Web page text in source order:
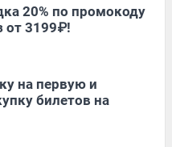
20% по промокоду
от 3199₽!
на первую и
билетов на